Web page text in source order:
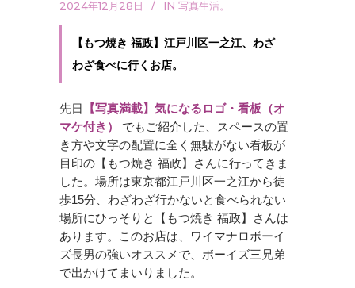
2024年12月28日 IN 写真生活。
【もつ焼き 福政】江戸川区一之江、わざ
わざ食べに行くお店。
先日
【写真満載】気になるロゴ・看板（オ
マケ付き）
でもご紹介した、スペースの置
き方や文字の配置に全く無駄がない看板が
目印の【もつ焼き 福政】さんに行ってきま
した。場所は東京都江戸川区一之江から徒
歩15分、わざわざ行かないと食べられない
場所にひっそりと【もつ焼き 福政】さんは
あります。このお店は、ワイマナロボーイ
ズ長男の強いオススメで、ボーイズ三兄弟
で出かけてまいりました。